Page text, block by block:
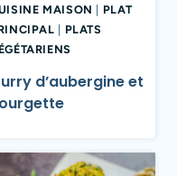
MAISON
PLAT
PLATS
d’aubergine et